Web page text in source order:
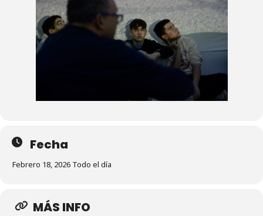
Fecha
Febrero 18, 2026 Todo el día
MÁS INFO